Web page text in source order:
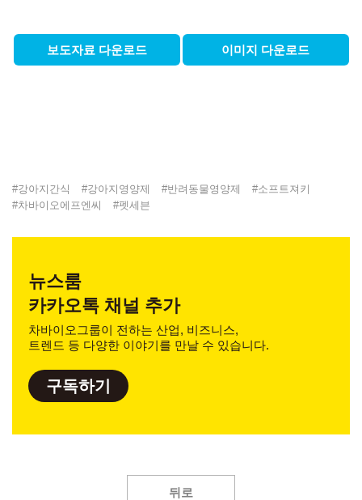
보도자료 다운로드 이미지 다운로드
#강아지간식 #강아지영양제 #반려동물영양제 #소프트져키
#차바이오에프엔씨 #펫세븐
뉴스룸
카카오톡 채널 추가
차바이오그룹이 전하는 산업, 비즈니스,
트렌드 등 다양한 이야기를 만날 수 있습니다.
구독하기
뒤로